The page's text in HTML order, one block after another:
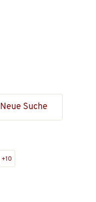
Neue Suche
+10